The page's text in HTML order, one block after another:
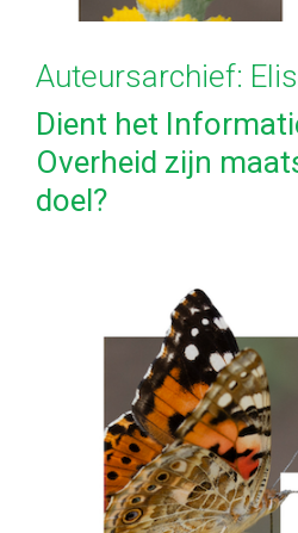
Auteursarchief:
Dient het
Overheid zijn
doel?